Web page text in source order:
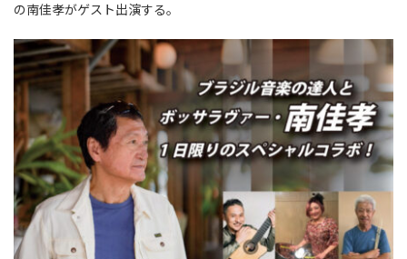
の南佳孝がゲスト出演する。